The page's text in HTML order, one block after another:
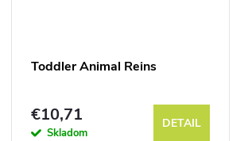
Toddler Animal Reins
€10,71
Skladom
DETAIL